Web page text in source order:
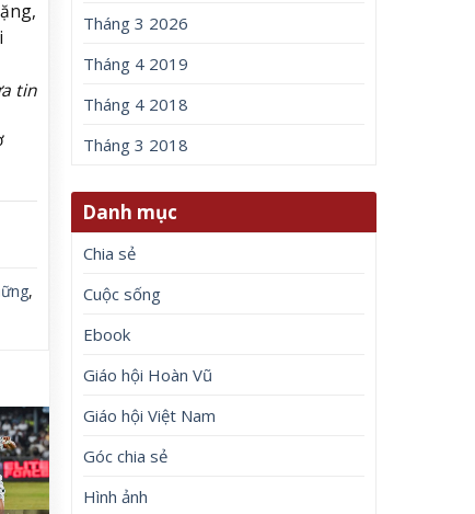
tin
,
Tháng 3 2026
Tháng 4 2019
Tháng 4 2018
Tháng 3 2018
Danh mục
Chia sẻ
Cuộc sống
Ebook
Giáo hội Hoàn Vũ
Giáo hội Việt Nam
Góc chia sẻ
Hình ảnh